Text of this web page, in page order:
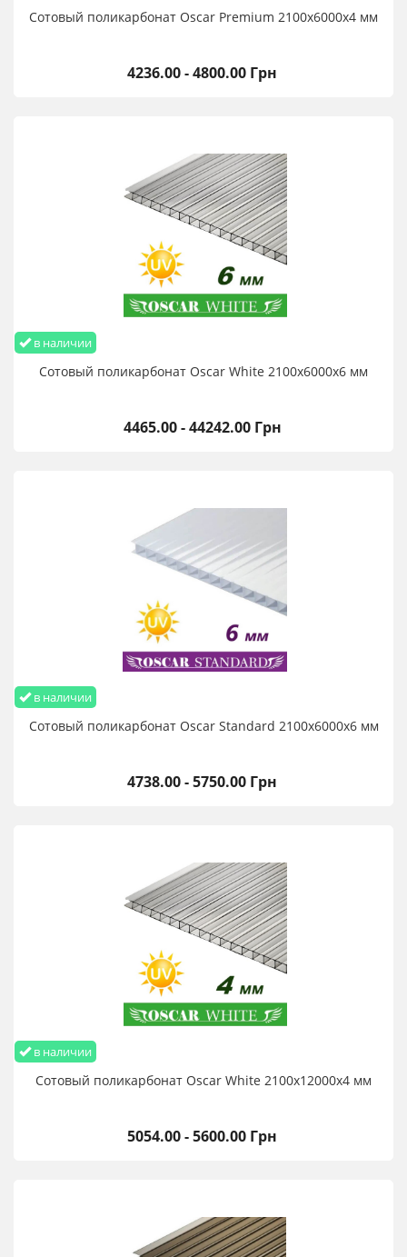
Сотовый поликарбонат Oscar Premium 2100х6000х4 мм
4236.00 - 4800.00 Грн
в наличии
Сотовый поликарбонат Oscar White 2100х6000х6 мм
4465.00 - 44242.00 Грн
в наличии
Сотовый поликарбонат Oscar Standard 2100х6000х6 мм
4738.00 - 5750.00 Грн
в наличии
Сотовый поликарбонат Oscar White 2100х12000х4 мм
5054.00 - 5600.00 Грн